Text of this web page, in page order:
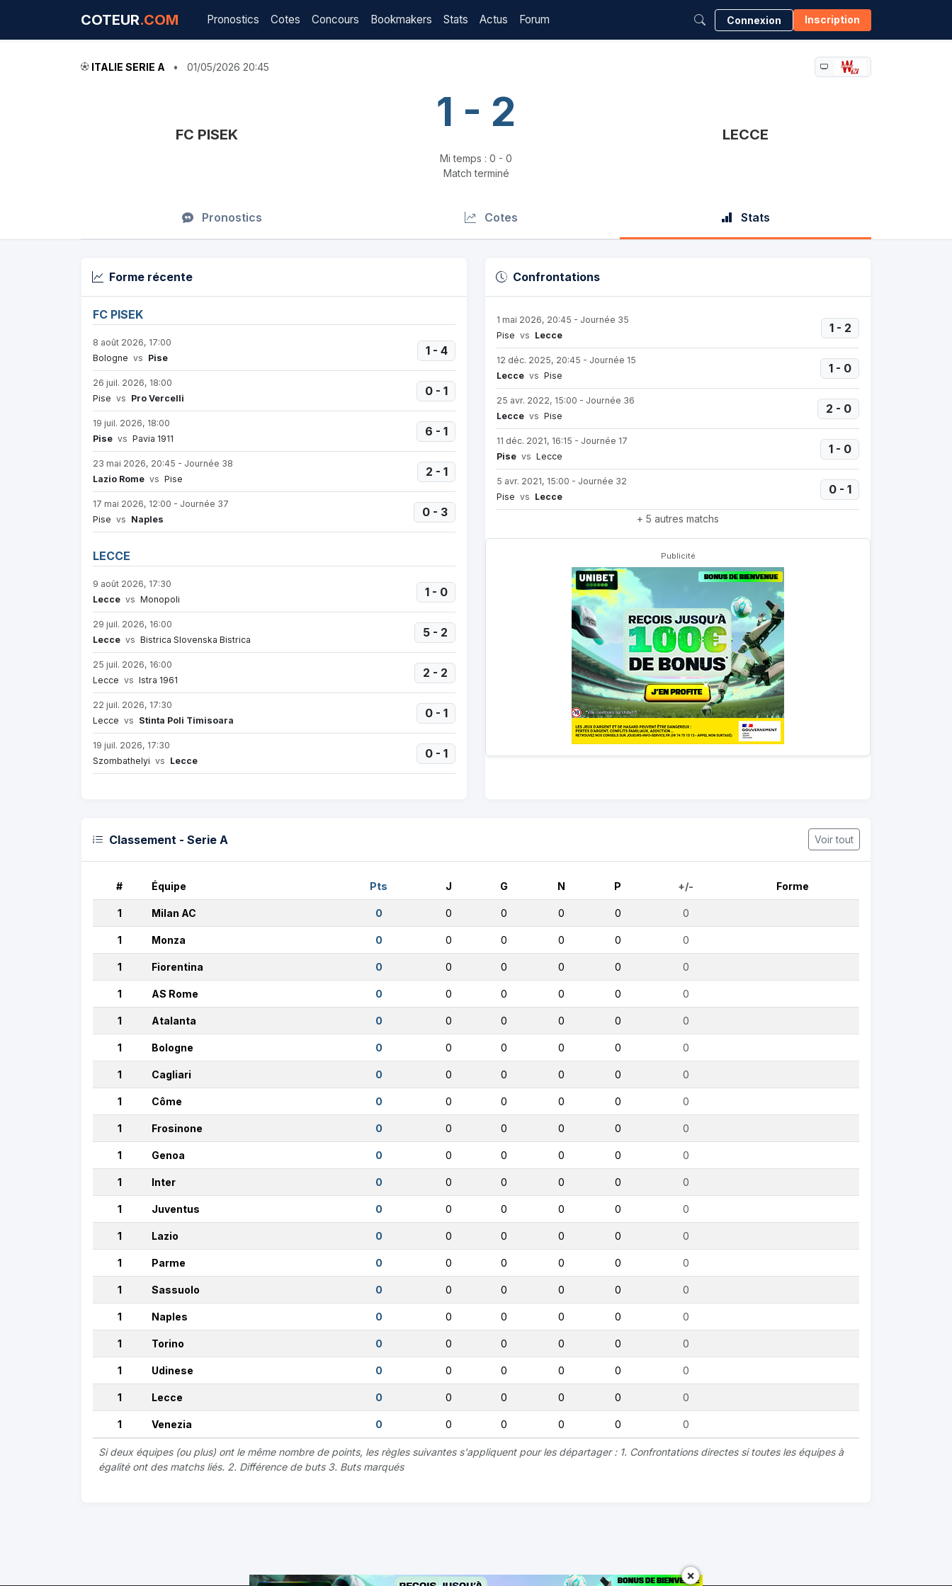
COTEUR.COM Pronostics Cotes Concours Bookmakers Stats Actus Forum Connexion Inscription
ITALIE SERIE A • 01/05/2026 20:45
FC PISEK 1 - 2
Mi temps : 0 - 0
Match terminé
LECCE
Pronostics Cotes Stats
Forme récente
FC PISEK
8 août 2026, 17:00
Bologne vs Pise
1 - 4
26 juil. 2026, 18:00
Pise vs Pro Vercelli
0 - 1
19 juil. 2026, 18:00
Pise vs Pavia 1911
6 - 1
23 mai 2026, 20:45 - Journée 38
Lazio Rome vs Pise
2 - 1
17 mai 2026, 12:00 - Journée 37
Pise vs Naples
0 - 3
LECCE
9 août 2026, 17:30
Lecce vs Monopoli
1 - 0
29 juil. 2026, 16:00
Lecce vs Bistrica Slovenska Bistrica
5 - 2
25 juil. 2026, 16:00
Lecce vs Istra 1961
2 - 2
22 juil. 2026, 17:30
Lecce vs Stinta Poli Timisoara
0 - 1
19 juil. 2026, 17:30
Szombathelyi vs Lecce
0 - 1
Confrontations
1 mai 2026, 20:45 - Journée 35
Pise vs Lecce
1 - 2
12 déc. 2025, 20:45 - Journée 15
Lecce vs Pise
1 - 0
25 avr. 2022, 15:00 - Journée 36
Lecce vs Pise
2 - 0
11 déc. 2021, 16:15 - Journée 17
Pise vs Lecce
1 - 0
5 avr. 2021, 15:00 - Journée 32
Pise vs Lecce
0 - 1
+ 5 autres matchs
Publicité
Classement - Serie A Voir tout
# Équipe Pts J G N P +/- Forme
1 Milan AC 0 0 0 0 0 0
1 Monza 0 0 0 0 0 0
1 Fiorentina 0 0 0 0 0 0
1 AS Rome 0 0 0 0 0 0
1 Atalanta 0 0 0 0 0 0
1 Bologne 0 0 0 0 0 0
1 Cagliari 0 0 0 0 0 0
1 Côme 0 0 0 0 0 0
1 Frosinone 0 0 0 0 0 0
1 Genoa 0 0 0 0 0 0
1 Inter 0 0 0 0 0 0
1 Juventus 0 0 0 0 0 0
1 Lazio 0 0 0 0 0 0
1 Parme 0 0 0 0 0 0
1 Sassuolo 0 0 0 0 0 0
1 Naples 0 0 0 0 0 0
1 Torino 0 0 0 0 0 0
1 Udinese 0 0 0 0 0 0
1 Lecce 0 0 0 0 0 0
1 Venezia 0 0 0 0 0 0
Si deux équipes (ou plus) ont le même nombre de points, les règles suivantes s'appliquent pour les départager : 1. Confrontations directes si toutes les équipes à
égalité ont des matchs liés. 2. Différence de buts 3. Buts marqués
×